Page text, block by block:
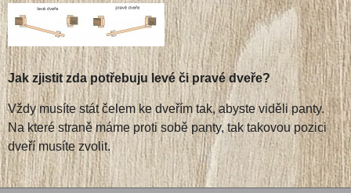
Jak zjistit zda potřebuju levé či pravé dveře?
Vždy musíte stát čelem ke dveřím tak, abyste viděli panty.
Na které straně máme proti sobě panty, tak takovou pozici
dveří musíte zvolit.